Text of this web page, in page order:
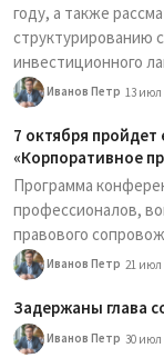
году, а также
структурированию
инвестиционного
Иванов Петр 13 июл
7 октября
«Корпоративное
Программа
профессионалов,
правового
Иванов Петр 21 июл
Задержаны глава
Иванов Петр 30 июл